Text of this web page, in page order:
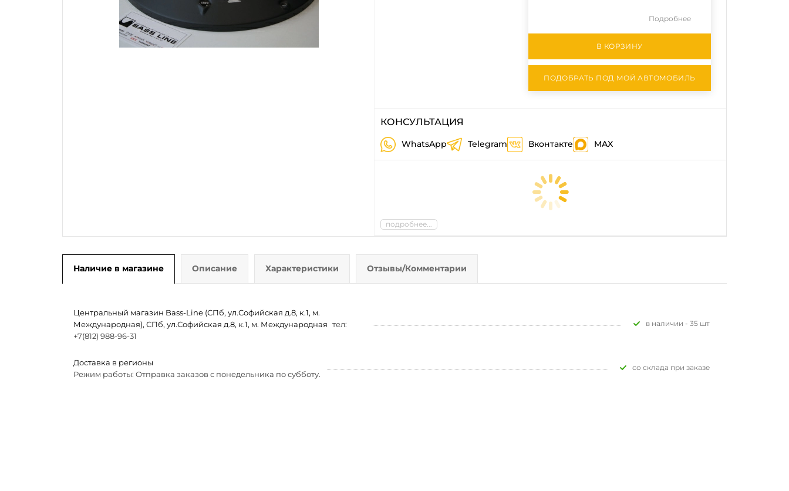
Подробнее
В КОРЗИНУ
ПОДОБРАТЬ ПОД МОЙ АВТОМОБИЛЬ
КОНСУЛЬТАЦИЯ
WhatsApp Telegram Вконтакте MAX
подробнее...
Наличие в магазине Описание Характеристики Отзывы/Комментарии
Центральный магазин Bass-Line (СПб, ул.Софийская д.8, к.1, м.
Международная), СПб, ул.Софийская д.8, к.1, м. Международная тел:
+7(812) 988-96-31
В наличии - 35 шт
Доставка в регионы
Режим работы: Отправка заказов с понедельника по субботу.
Со склада при заказе